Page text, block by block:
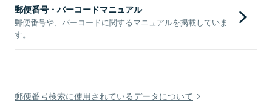
郵便番号・バーコードマニュアル
郵便番号や、バーコードに関するマニュアルを掲載していま
す。
郵便番号検索に使用されているデータについて